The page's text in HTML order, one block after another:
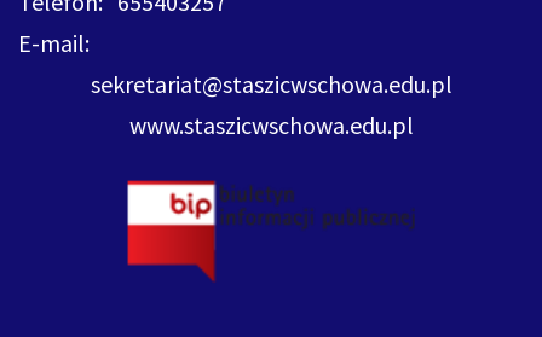
E-mail:
sekretariat@staszicwschowa.edu.pl
www.staszicwschowa.edu.pl